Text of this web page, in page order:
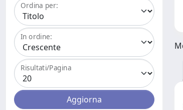
Ordina per:
In ordine:
Risultati/Pagina